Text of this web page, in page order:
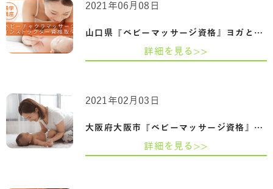
山口県『ベビーマッサージ資格』ヨガとベ…
2021年06月08日
詳細を見る>>
大阪府大阪市『ベビーマッサージ資格』赤…
2021年02月03日
詳細を見る>>